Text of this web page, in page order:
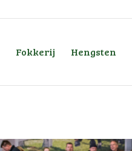
Fokkerij Hengsten